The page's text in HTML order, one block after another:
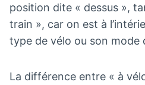
position dite « dessus »,
train », car on est à
type de vélo ou son mode
La différence entre « à